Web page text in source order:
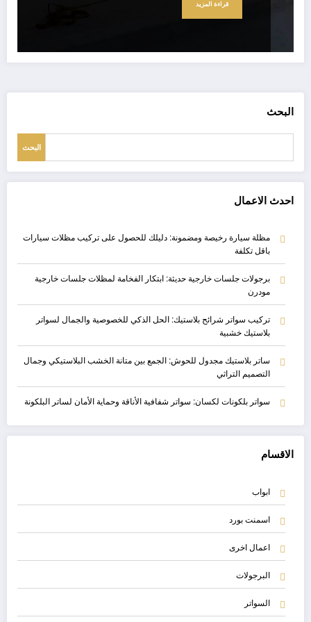
قراءة المزيد
البحث
البحث
احدث الاعمال
مظلة سيارة رخيصة ومضمونة: دليلك للحصول على تركيب مظلات سيارات
باقل تكلفة
برجولات جلسات خارجية حديثة: ابتكار الفخامة لمظلات جلسات خارجية
مودرن
تركيب سواتر شرائح بلاستيك: الحل الذكي للخصوصية والجمال لسواتر
بلاستيك خشبية
ساتر بلاستيك مجدول للحوش: الجمع بين متانة الخشب البلاستيكي وجمال
التصميم التراثي
سواتر بلكونات لكسان: سواتر شفافية الأناقة وحماية الأمان لساتر البلكونة
الاقسام
ابواب
اسمنت بورد
اعمال اخرى
البرجولات
السواتر